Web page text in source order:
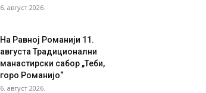
6. август 2026.
На Равној Романији 11.
августа Традиционални
манастирски сабор „Теби,
горо Романијо“
6. август 2026.